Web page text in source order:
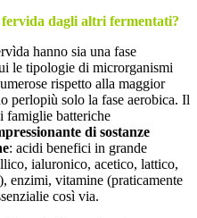
dagli altri fermentati?
hanno sia una fase
le tipologie di microrganismi
rispetto alla maggior
perlopiù solo la fase aerobica. Il
famiglie batteriche
di sostanze
: acidi benefici in grande
ialuronico, acetico, lattico,
enzimi, vitamine (praticamente
così via.